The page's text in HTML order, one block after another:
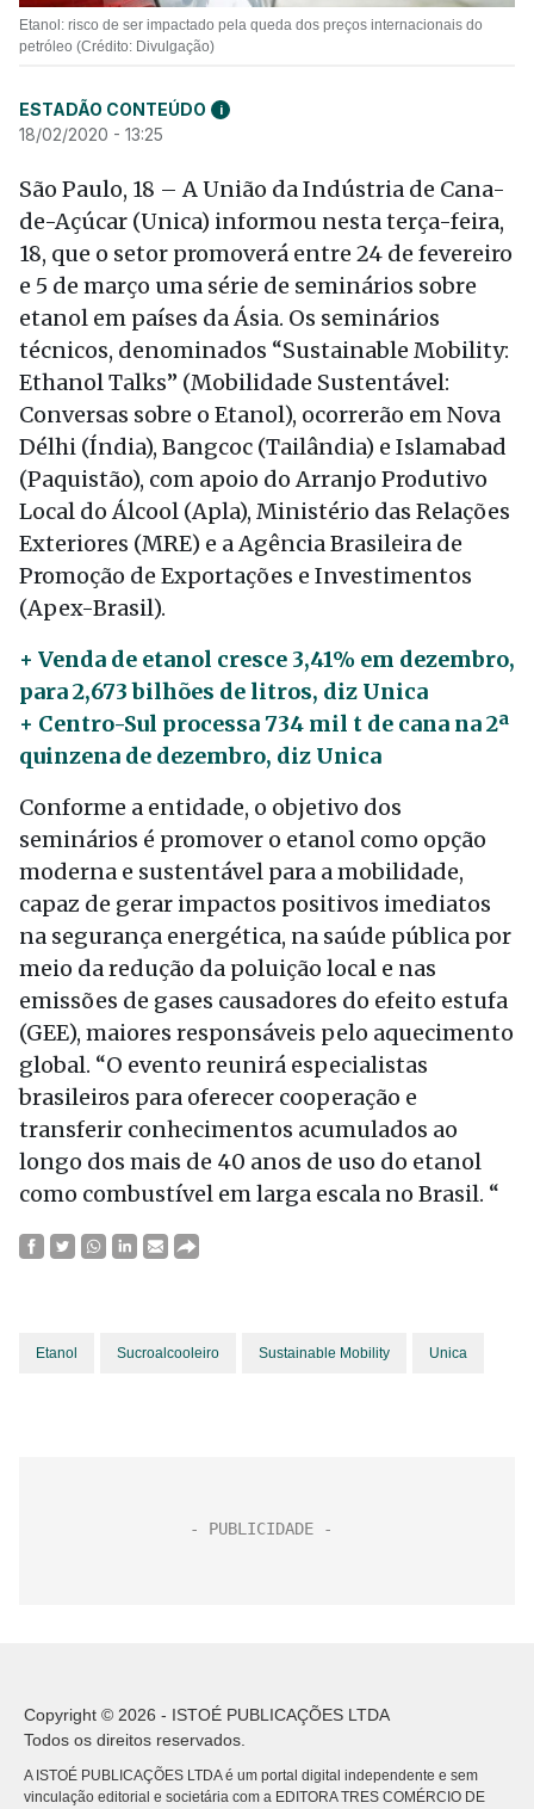
Etanol: risco de ser impactado pela queda dos preços internacionais do
petróleo (Crédito: Divulgação)
ESTADÃO CONTEÚDO i
18/02/2020 - 13:25
São Paulo, 18 – A União da Indústria de Cana-
de-Açúcar (Unica) informou nesta terça-feira,
18, que o setor promoverá entre 24 de fevereiro
e 5 de março uma série de seminários sobre
etanol em países da Ásia. Os seminários
técnicos, denominados “Sustainable Mobility:
Ethanol Talks” (Mobilidade Sustentável:
Conversas sobre o Etanol), ocorrerão em Nova
Délhi (Índia), Bangcoc (Tailândia) e Islamabad
(Paquistão), com apoio do Arranjo Produtivo
Local do Álcool (Apla), Ministério das Relações
Exteriores (MRE) e a Agência Brasileira de
Promoção de Exportações e Investimentos
(Apex-Brasil).
+ Venda de etanol cresce 3,41% em dezembro,
para 2,673 bilhões de litros, diz Unica
+ Centro-Sul processa 734 mil t de cana na 2ª
quinzena de dezembro, diz Unica
Conforme a entidade, o objetivo dos
seminários é promover o etanol como opção
moderna e sustentável para a mobilidade,
capaz de gerar impactos positivos imediatos
na segurança energética, na saúde pública por
meio da redução da poluição local e nas
emissões de gases causadores do efeito estufa
(GEE), maiores responsáveis pelo aquecimento
global. “O evento reunirá especialistas
brasileiros para oferecer cooperação e
transferir conhecimentos acumulados ao
longo dos mais de 40 anos de uso do etanol
como combustível em larga escala no Brasil. “
Etanol Sucroalcooleiro Sustainable Mobility Unica
Copyright © 2026 - ISTOÉ PUBLICAÇÕES LTDA
Todos os direitos reservados.
A ISTOÉ PUBLICAÇÕES LTDA é um portal digital independente e sem
vinculação editorial e societária com a EDITORA TRES COMÉRCIO DE